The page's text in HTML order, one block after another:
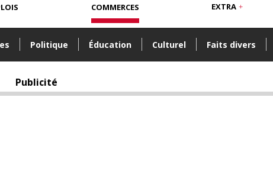
Politique Éducation Culturel Faits divers
COMMERCES EXTRA
Publicité